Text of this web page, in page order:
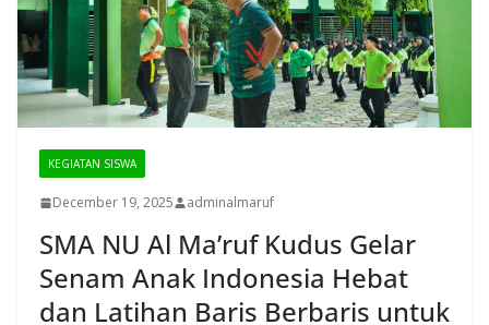
KEGIATAN SISWA
December 19, 2025 adminalmaruf
SMA NU Al Ma’ruf Kudus Gelar
Senam Anak Indonesia Hebat
dan Latihan Baris Berbaris untuk